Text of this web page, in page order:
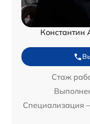
Константин
Стаж
Специализация –